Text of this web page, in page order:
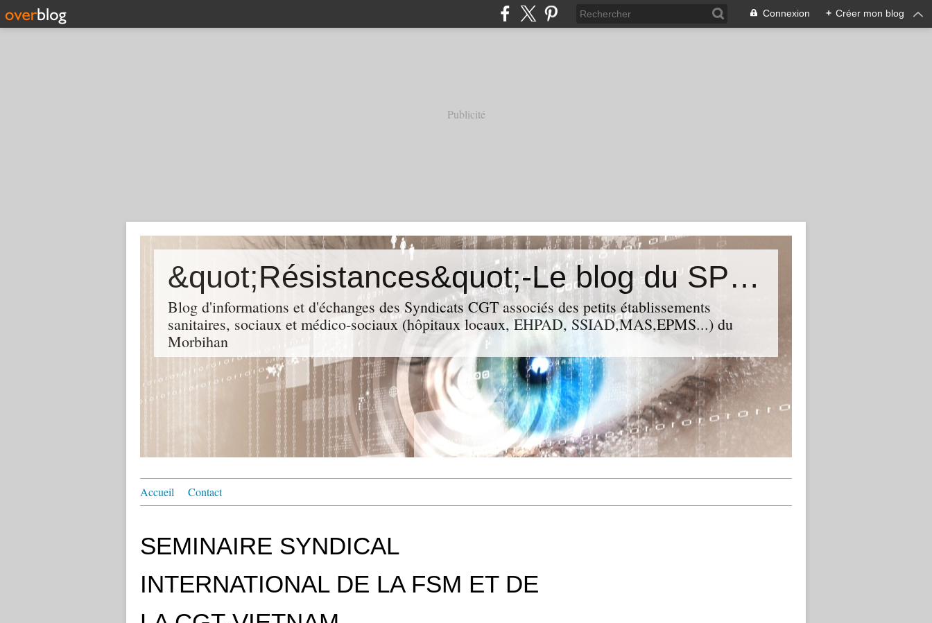
Connexion + Créer mon blog
Publicité
&quot;Résistances&quot;-Le blog du SPHAB/CGT (56-Guémené-sur-Scorff) et des Syndicats CGT associés des petits établissements sanitaires, sociaux et médico-sociaux du Morbihan qui résistent à la casse
Blog d'informations et d'échanges des Syndicats CGT associés des petits établissements
sanitaires, sociaux et médico-sociaux (hôpitaux locaux, EHPAD, SSIAD,MAS,EPMS...) du
Morbihan
Accueil Contact
SEMINAIRE SYNDICAL
INTERNATIONAL DE LA FSM ET DE